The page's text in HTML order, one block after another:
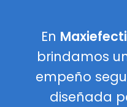
En
brindamos
empeño
diseñada